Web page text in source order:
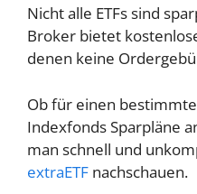
Nicht alle ETFs sind
Broker bietet
denen keine
Ob für einen
Indexfonds Sparpläne
man schnell und
extraETF nachschauen.